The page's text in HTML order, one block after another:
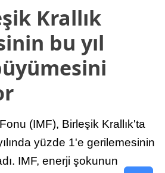
Krallık
bu yıl
(IMF), Birleşik Krallık'ta
yüzde 1'e gerilemesinin
IMF, enerji şokunun